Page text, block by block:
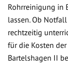
Rohrreinigung in
lassen. Ob
rechtzeitig
für die Kosten
Bartelshagen II